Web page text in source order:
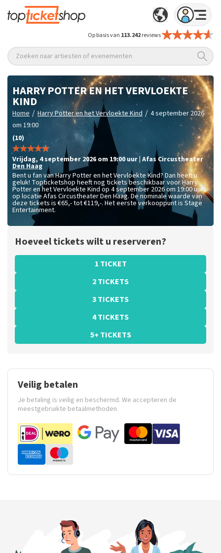
Op basis van 113.242reviews
Zoeken naar artiesten of evenementen
HARRY POTTER EN HET VERVLOEKTE
KIND
Home / Harry Potter en het Vervloekte Kind / 4 september 2026
om 19:00
(10)
vrijdag, 4 september 2026 om 19:00 uur Afas Circustheater
Den Haag
Bent u fan van Harry Potter en het Vervloekte Kind? Dan heeft u
geluk! Topticketshop heeft nog tickets beschikbaar voor Harry
Potter en het Vervloekte Kind op 4 september 2026 om 19:00 uur
op locatie Afas Circustheater Den Haag. De nominale waarde van
deze tickets is €65,- tot €119,-. Het eerste verkooppunt is Stage
Entertainment.
Hoeveel tickets wilt u reserveren?
1 TICKET
2 TICKETS
3 TICKETS
4 TICKETS
5+ TICKETS
Veilig betalen
Je betaling is veilig en beschermd. We accepteren de
meestgebruikte betaalmethoden.